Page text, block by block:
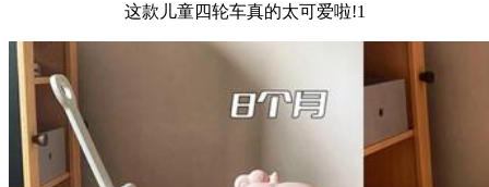
这款儿童四轮车真的太可爱啦!1